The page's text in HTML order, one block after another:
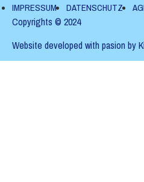
IMPRES­SUM DATENSCHUTZ
Copy­rights © 2024
Web­site devel­oped with pasion by